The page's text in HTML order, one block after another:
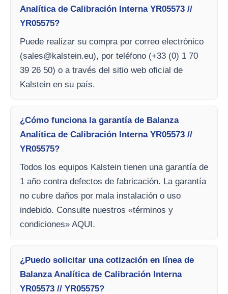
Analítica de Calibración Interna YR05573 //
YR05575?
Puede realizar su compra por correo electrónico
(sales@kalstein.eu), por teléfono (+33 (0) 1 70
39 26 50) o a través del sitio web oficial de
Kalstein en su país.
¿Cómo funciona la garantía de Balanza
Analítica de Calibración Interna YR05573 //
YR05575?
Todos los equipos Kalstein tienen una garantía de
1 año contra defectos de fabricación. La garantía
no cubre daños por mala instalación o uso
indebido. Consulte nuestros «términos y
condiciones» AQUI.
¿Puedo solicitar una cotización en línea de
Balanza Analítica de Calibración Interna
YR05573 // YR05575?